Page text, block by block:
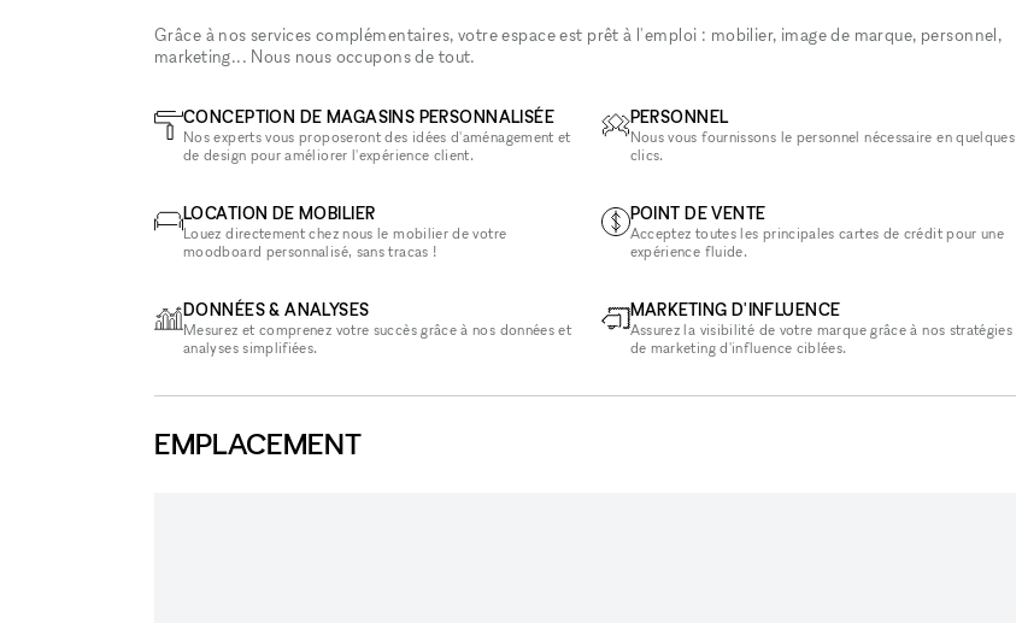
Grâce à nos services complémentaires, votre espace est prêt à l'emploi : mobilier, image de marque, personnel,
marketing... Nous nous occupons de tout.
CONCEPTION DE MAGASINS PERSONNALISÉE
Nos experts vous proposeront des idées d'aménagement et
de design pour améliorer l'expérience client.
LOCATION DE MOBILIER
Louez directement chez nous le mobilier de votre
moodboard personnalisé, sans tracas !
DONNÉES & ANALYSES
Mesurez et comprenez votre succès grâce à nos données et
analyses simplifiées.
PERSONNEL
Nous vous fournissons le personnel nécessaire en quelques
clics.
POINT DE VENTE
Acceptez toutes les principales cartes de crédit pour une
expérience fluide.
MARKETING D'INFLUENCE
Assurez la visibilité de votre marque grâce à nos stratégies
de marketing d'influence ciblées.
EMPLACEMENT